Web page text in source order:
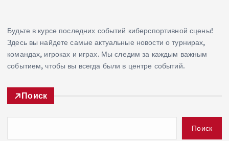
Будьте в курсе последних событий киберспортивной сцены!
Здесь вы найдете самые актуальные новости о турнирах,
командах, игроках и играх. Мы следим за каждым важным
событием, чтобы вы всегда были в центре событий.
Поиск
Поиск